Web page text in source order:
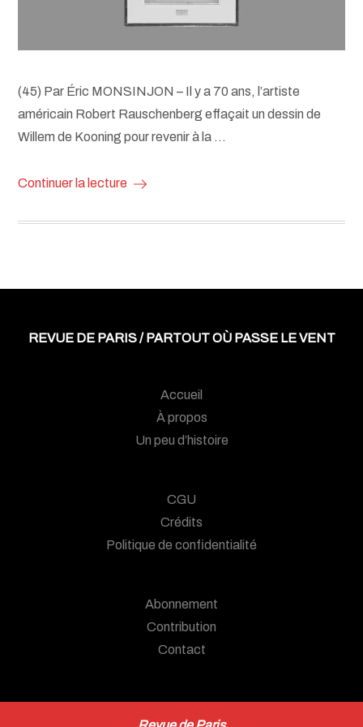
(45) Par Éric MONSINJON – Il y a 70 ans, l’artiste
américain Robert Rauschenberg effaçait un dessin de
Willem de Kooning pour revenir à la …
Continuer la lecture
REVUE DE PARIS / PARTOUT OÙ PASSE LE VENT
Accueil
À propos
Un peu d’histoire
CGU
Crédits
Politique de confidentialité
Abonnement
Contribution
Contact